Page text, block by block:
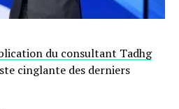
du consultant Tadhg
cinglante des derniers